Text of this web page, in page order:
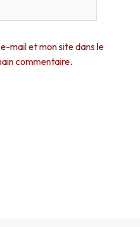
mail et mon site dans le
commentaire.